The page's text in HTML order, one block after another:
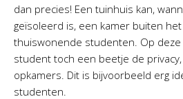
dan precies! Een tuinhuis kan,
geïsoleerd is, een kamer buiten
thuiswonende studenten. Op
student toch een beetje de
opkamers. Dit is bijvoorbeeld erg
studenten.